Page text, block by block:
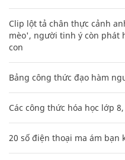
Clip lột tả chân thực cảnh
mèo', người tinh ý còn phát
con
Bảng công thức đạo hàm
Các công thức hóa học lớp
20 số điện thoại ma ám bạn